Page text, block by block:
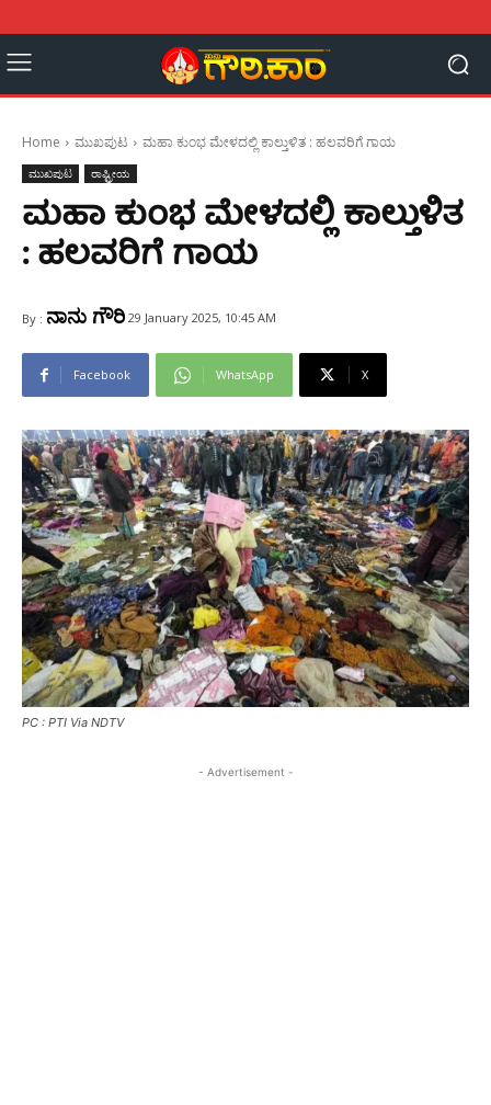
Home ಮುಖಪುಟ ಮಹಾ ಕುಂಭ ಮೇಳದಲ್ಲಿ ಕಾಲ್ತುಳಿತ : ಹಲವರಿಗೆ ಗಾಯ
ಮುಖಪುಟ ರಾಷ್ಟ್ರೀಯ
ಮಹಾ ಕುಂಭ ಮೇಳದಲ್ಲಿ ಕಾಲ್ತುಳಿತ
: ಹಲವರಿಗೆ ಗಾಯ
By : ನಾನು ಗೌರಿ 29 January 2025, 10:45 AM
Facebook WhatsApp X
PC : PTI Via NDTV
- Advertisement -